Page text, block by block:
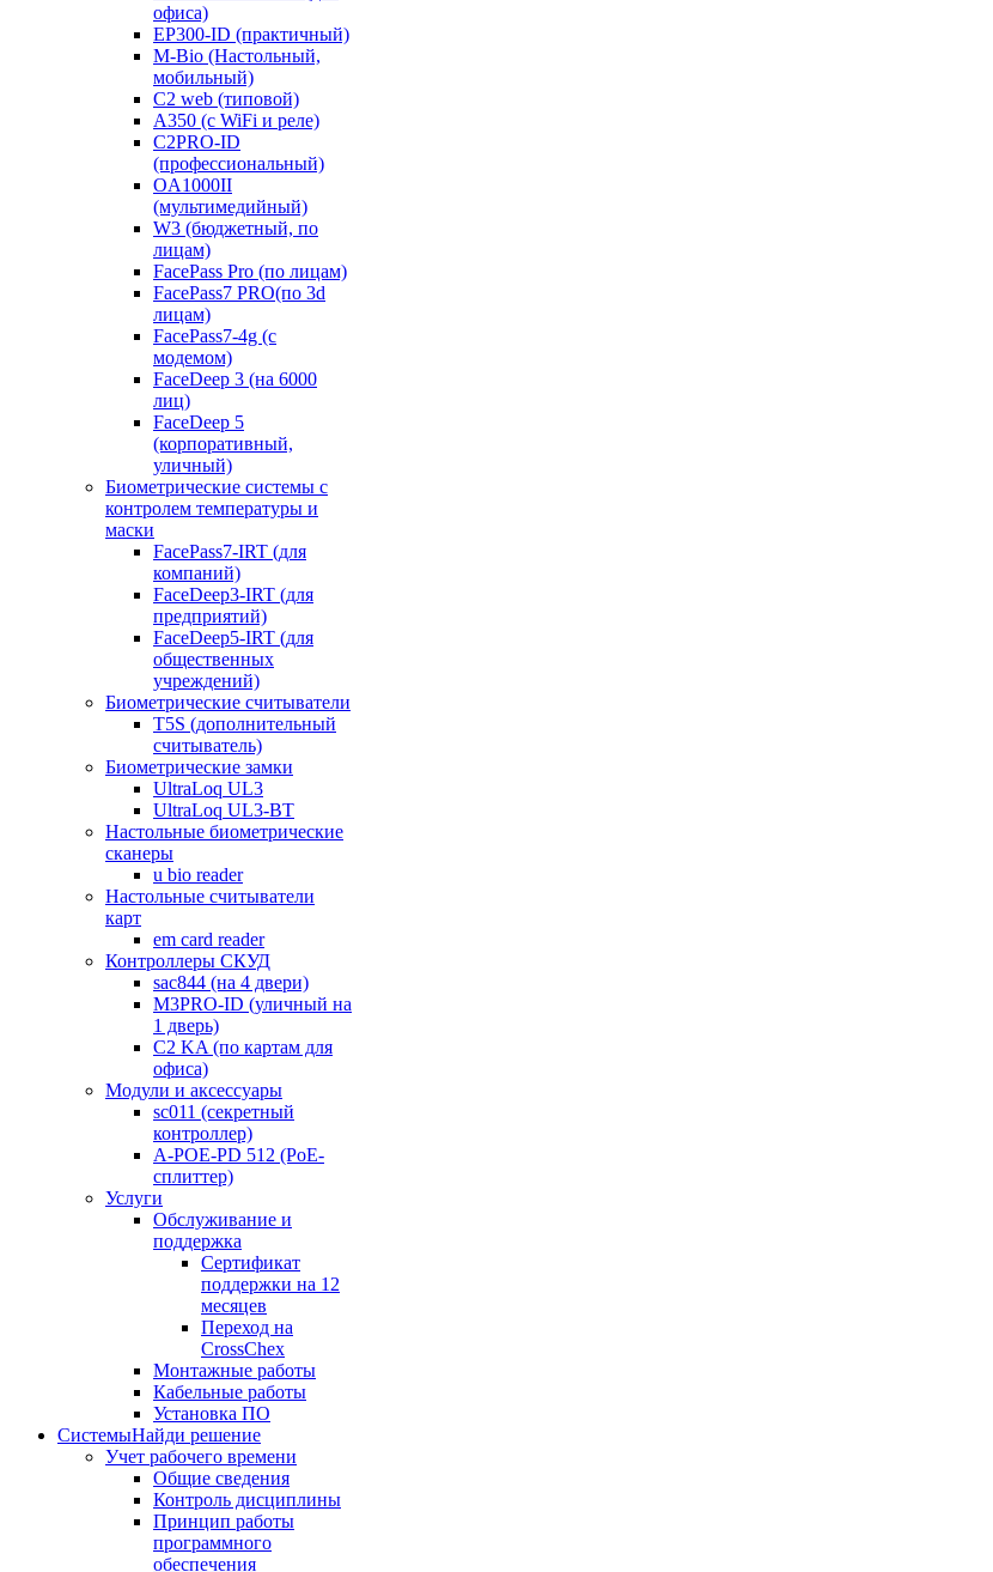
офиса)
EP300-ID (практичный)
M-Bio (Настольный,
мобильный)
С2 web (типовой)
A350 (с WiFi и реле)
C2PRO-ID
(профессиональный)
OA1000II
(мультимедийный)
W3 (бюджетный, по
лицам)
FacePass Pro (по лицам)
FacePass7 PRO(по 3d
лицам)
FacePass7-4g (с
модемом)
FaceDeep 3 (на 6000
лиц)
FaceDeep 5
(корпоративный,
уличный)
Биометрические системы с
контролем температуры и
маски
FacePass7-IRT (для
компаний)
FaceDeep3-IRT (для
предприятий)
FaceDeep5-IRT (для
общественных
учреждений)
Биометрические считыватели
T5S (дополнительный
считыватель)
Биометрические замки
UltraLoq UL3
UltraLoq UL3-BT
Настольные биометрические
сканеры
u bio reader
Настольные считыватели
карт
em card reader
Контроллеры СКУД
sac844 (на 4 двери)
M3PRO-ID (уличный на
1 дверь)
C2 KA (по картам для
офиса)
Модули и аксессуары
sc011 (секретный
контроллер)
A-POE-PD 512 (PoE-
сплиттер)
Услуги
Обслуживание и
поддержка
Сертификат
поддержки на 12
месяцев
Переход на
CrossChex
Монтажные работы
Кабельные работы
Установка ПО
СистемыНайди решение
Учет рабочего времени
Общие сведения
Контроль дисциплины
Принцип работы
программного
обеспечения